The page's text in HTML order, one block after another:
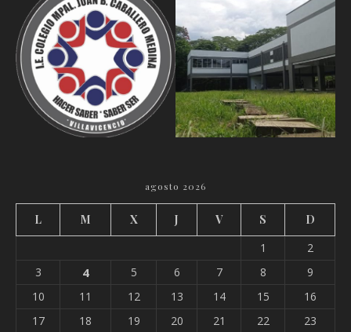
agosto 2026
L M X J V S
D
1
2
3
4 5 6 7 8
9
10
11 12 13 14 15
16
17
18 19 20 21 22
23